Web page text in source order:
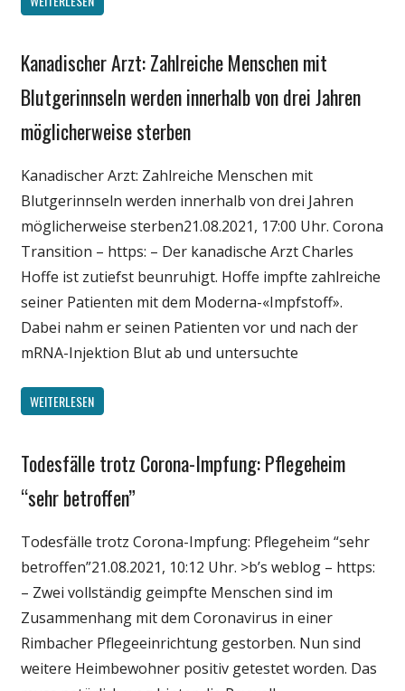
Gesellschaft
Medien
Politik
Wirtschaft
Wissenschaft
Kanadischer Arzt: Zahlreiche Menschen mit
Blutgerinnseln werden innerhalb von drei Jahren
möglicherweise sterben
Kanadischer Arzt: Zahlreiche Menschen mit
Blutgerinnseln werden innerhalb von drei Jahren
möglicherweise sterben21.08.2021, 17:00 Uhr. Corona
Transition – https: – Der kanadische Arzt Charles
Hoffe ist zutiefst beunruhigt. Hoffe impfte zahlreiche
seiner Patienten mit dem Moderna-«Impfstoff».
Dabei nahm er seinen Patienten vor und nach der
mRNA-Injektion Blut ab und untersuchte
WEITERLESEN
Gesellschaft
Medien
Wirtschaft
Wissenschaft
Todesfälle trotz Corona-Impfung: Pflegeheim
“sehr betroffen”
Todesfälle trotz Corona-Impfung: Pflegeheim “sehr
betroffen”21.08.2021, 10:12 Uhr. >b’s weblog – https:
– Zwei vollständig geimpfte Menschen sind im
Zusammenhang mit dem Coronavirus in einer
Rimbacher Pflegeeinrichtung gestorben. Nun sind
weitere Heimbewohner positiv getestet worden. Das